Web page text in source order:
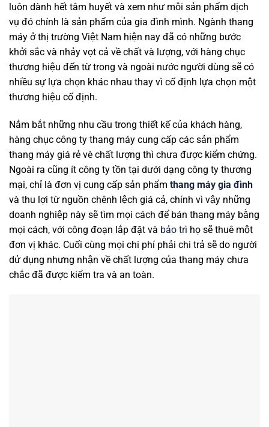
luôn dành hết tâm huyết và xem như mỗi sản phẩm dịch
vụ đó chính là sản phẩm của gia đình mình. Ngành thang
máy ở thị trường Việt Nam hiện nay đã có những bước
khởi sắc và nhảy vọt cả về chất và lượng, với hàng chục
thương hiệu đến từ trong và ngoài nước người dùng sẽ có
nhiều sự lựa chọn khác nhau thay vì cố định lựa chọn một
thương hiệu cố định.
Nắm bắt những nhu cầu trong thiết kế của khách hàng,
hàng chục công ty thang máy cung cấp các sản phẩm
thang máy giá rẻ vè chất lượng thì chưa được kiểm chứng.
Ngoài ra cũng ít công ty tồn tại dưới dạng công ty thương
mại, chỉ là đơn vị cung cấp sản phẩm thang máy gia đình
và thu lợi từ nguồn chênh lệch giá cả, chính vì vậy những
doanh nghiệp này sẽ tìm mọi cách để bán thang máy bằng
mọi cách, với công đoạn lắp đặt và bảo trì họ sẽ thuê một
đơn vị khác. Cuối cùng mọi chi phí phải chi trả sẽ do người
dử dụng nhưng nhận về chất lượng của thang máy chưa
chắc đã được kiểm tra và an toàn.